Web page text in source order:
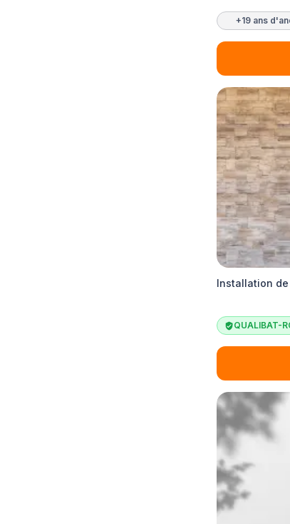
+19 ans
Installation
QUALIBAT-